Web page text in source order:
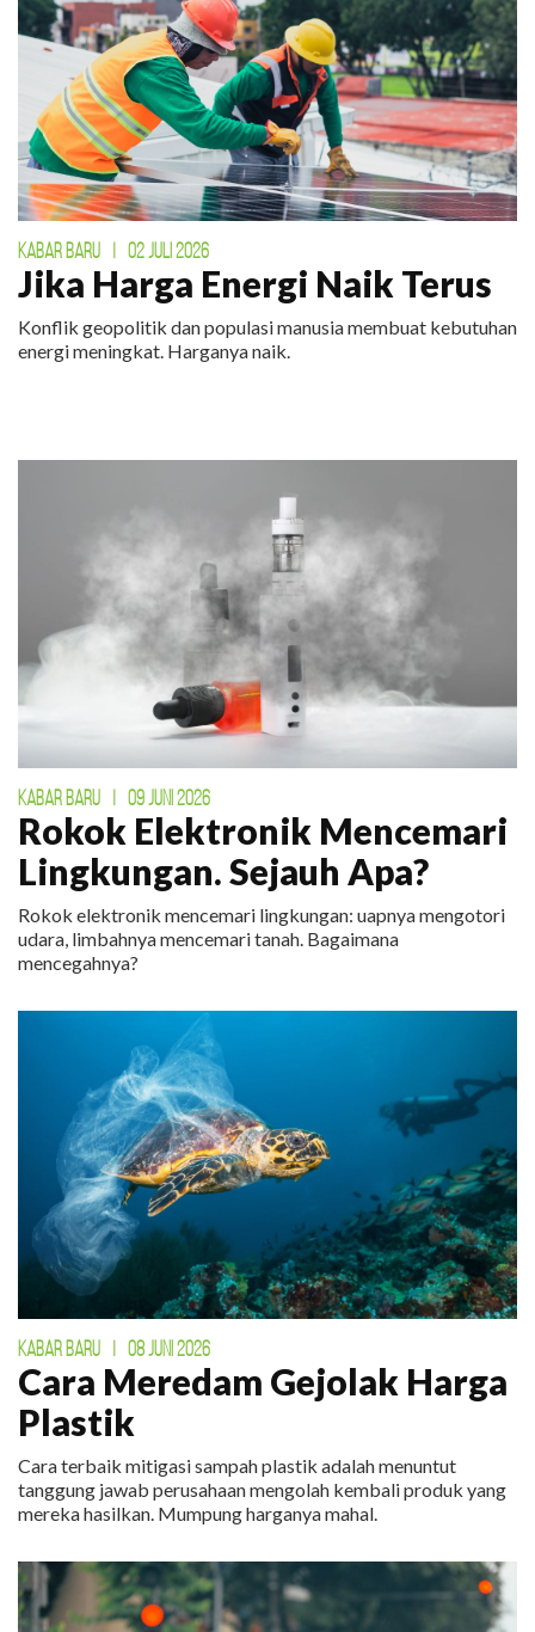
KABAR BARU 02 JULI 2026
Jika Harga Energi Naik Terus
Konflik geopolitik dan populasi manusia membuat kebutuhan
energi meningkat. Harganya naik.
KABAR BARU 09 JUNI 2026
Rokok Elektronik Mencemari
Lingkungan. Sejauh Apa?
Rokok elektronik mencemari lingkungan: uapnya mengotori
udara, limbahnya mencemari tanah. Bagaimana
mencegahnya?
KABAR BARU | 08 JUNI 2026
Cara Meredam Gejolak Harga
Plastik
Cara terbaik mitigasi sampah plastik adalah menuntut
tanggung jawab perusahaan mengolah kembali produk yang
mereka hasilkan. Mumpung harganya mahal.